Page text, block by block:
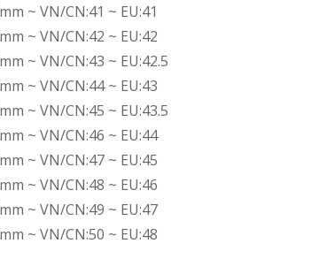
~ VN/CN:41 ~ EU:41
~ VN/CN:42 ~ EU:42
~ VN/CN:43 ~ EU:42.5
~ VN/CN:44 ~ EU:43
~ VN/CN:45 ~ EU:43.5
~ VN/CN:46 ~ EU:44
~ VN/CN:47 ~ EU:45
~ VN/CN:48 ~ EU:46
~ VN/CN:49 ~ EU:47
~ VN/CN:50 ~ EU:48